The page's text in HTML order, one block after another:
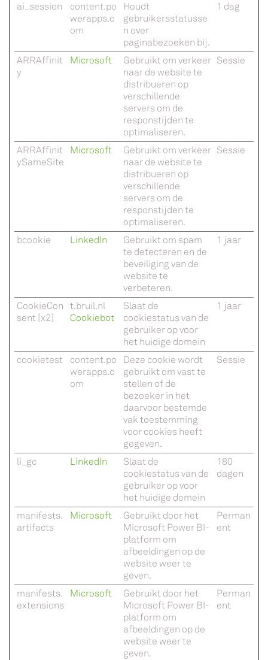
ai_session
content.po
werapps.c
om
Houdt
gebruikersstatusse
n over
paginabezoeken bij.
1 dag
ARRAffinit
y
Microsoft
Gebruikt om verkeer
naar de website te
distribueren op
verschillende
servers om de
responstijden te
optimaliseren.
Sessie
ARRAffinit
ySameSite
Microsoft
Gebruikt om verkeer
naar de website te
distribueren op
verschillende
servers om de
responstijden te
optimaliseren.
Sessie
bcookie LinkedIn
Gebruikt om spam
te detecteren en de
beveiliging van de
website te
verbeteren.
1 jaar
CookieCon
sent [x2]
t.bruil.nl
Cookiebot
Slaat de
cookiestatus van de
gebruiker op voor
het huidige domein
1 jaar
cookietest
content.po
werapps.c
om
Deze cookie wordt
gebruikt om vast te
stellen of de
bezoeker in het
daarvoor bestemde
vak toestemming
voor cookies heeft
gegeven.
Sessie
li_gc LinkedIn
Slaat de
cookiestatus van de
gebruiker op voor
het huidige domein
180
dagen
manifests.
artifacts
Microsoft
Gebruikt door het
Microsoft Power BI-
platform om
afbeeldingen op de
website weer te
geven.
Perman
ent
manifests.
extensions
Microsoft
Gebruikt door het
Microsoft Power BI-
platform om
afbeeldingen op de
website weer te
geven.
Perman
ent